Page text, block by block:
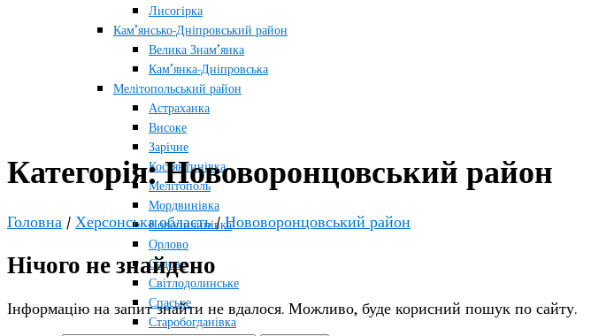
Лисогірка
Кам’янсько-Дніпровський район
Велика Знам’янка
Кам’янка-Дніпровська
Мелітопольський район
Астраханка
Високе
Зарічне
Костянтинівка
Мелітополь
Мордвинівка
Новопилипівка
Орлово
Садове
Світлодолинське
Спаське
Старобогданівка
Категорія:Нововоронцовський район
Головна / Херсонська область/ Нововоронцовський район
Нічого не знайдено
Інформацію на запит знайти не вдалося. Можливо, буде корисний пошук по сайту.